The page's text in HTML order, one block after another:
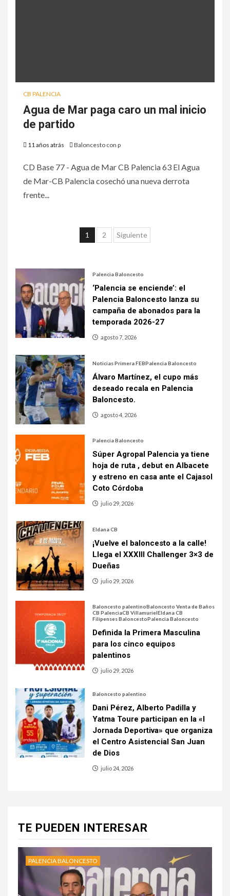
CB PALENCIA
Agua de Mar paga caro un mal inicio
de partido
11 años atrás Baloncesto con p
CD Base 77 - Agua de Mar CB Palencia 63 El Agua
de Mar-CB Palencia cosechó una nueva derrota
frente...
1 2 Siguiente
Palencia Baloncesto
‘Palencia se enciende’: el
Palencia Baloncesto lanza su
campaña de abonados para la
temporada 2026-27
agosto 7, 2026
Noticias Primera FEBPalencia Baloncesto
Álvaro Martínez, el cupo más
deseado recala en Palencia
Baloncesto.
agosto 4, 2026
Palencia Baloncesto
Súper Agropal Palencia ya tiene
hoja de ruta , debut en Albacete
y estreno en casa ante el Cajasol
Coto Córdoba
julio 29, 2026
Eldana CB
¡Vuelve el baloncesto a la calle!
Llega el XXXIII Challenger 3×3 de
Dueñas
julio 29, 2026
Baloncesto palentinoBaloncesto Venta de Baños
CB PalenciaCB VillamurielEldana CB
Filipenses BaloncestoPalencia Baloncesto
Definida la Primera Masculina
para los cinco equipos
palentinos
julio 29, 2026
Baloncesto palentino
Dani Pérez, Alberto Padilla y
Yatma Toure participan en la «I
Jornada Deportiva» que organiza
el Centro Asistencial San Juan
de Dios
julio 24, 2026
TE PUEDEN INTERESAR
PALENCIA BALONCESTO